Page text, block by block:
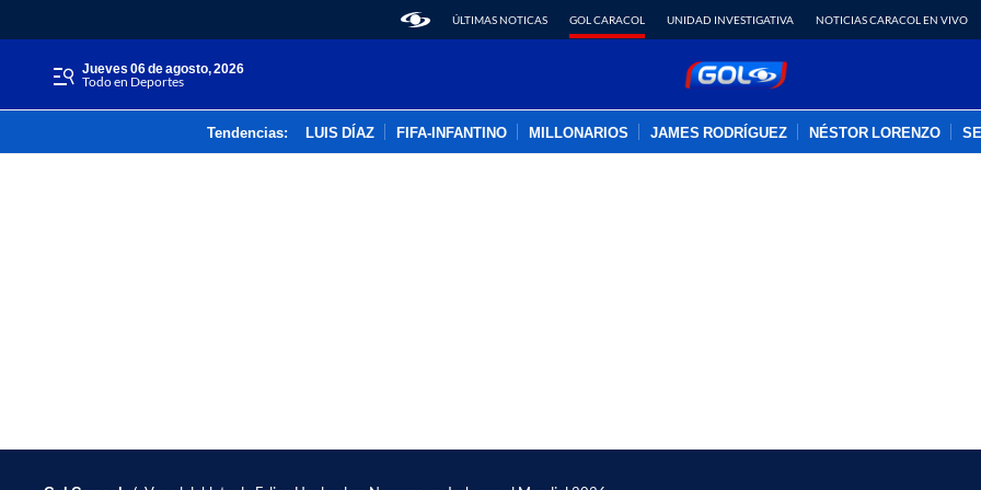
ÚLTIMAS NOTICAS GOL CARACOL UNIDAD INVESTIGATIVA NOTICIAS CARACOL EN VIVO
jueves 06 de agosto, 2026
Todo en Deportes
Tendencias: LUIS DÍAZ FIFA-INFANTINO MILLONARIOS JAMES RODRÍGUEZ NÉSTOR LORENZO